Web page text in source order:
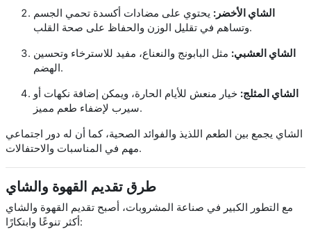
الشاي الأخضر: يحتوي على مضادات أكسدة تحمي الجسم
وتساهم في تقليل الوزن والحفاظ على صحة القلب.
الشاي العشبي: مثل البابونج والنعناع، مفيد للاسترخاء وتحسين
الهضم.
الشاي المثلج: خيار منعش للأيام الحارة، ويمكن إضافة نكهات أو
سيرب لإضفاء طعم مميز.
الشاي يجمع بين الطعم اللذيذ والفوائد الصحية، كما أن له دور اجتماعي
مهم في المناسبات والاحتفالات.
طرق تقديم القهوة والشاي
مع التطور الكبير في صناعة المشروبات، أصبح تقديم القهوة والشاي
أكثر تنوعًا وابتكارًا: